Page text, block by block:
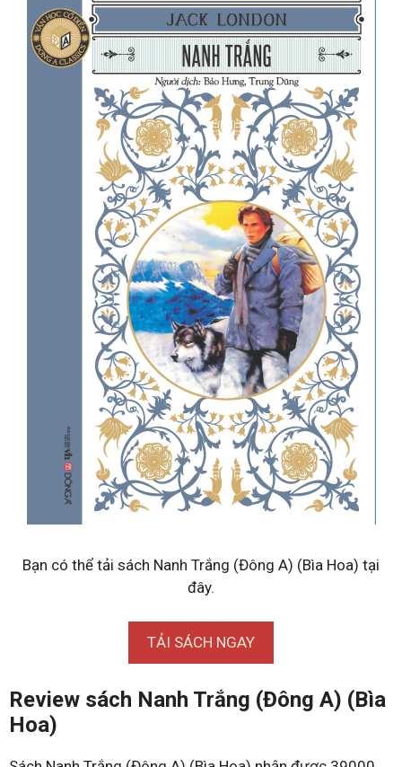
Bạn có thể tải sách Nanh Trắng (Đông A) (Bìa Hoa) tại
đây.
TẢI SÁCH NGAY
Review sách Nanh Trắng (Đông A) (Bìa
Hoa)